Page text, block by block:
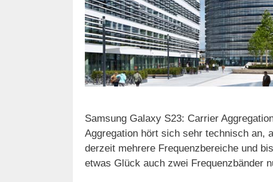
Samsung Galaxy S23: Carrier
Aggregation hört sich sehr technisch an,
derzeit mehrere Frequenzbereiche und
etwas Glück auch zwei Frequenzbänder